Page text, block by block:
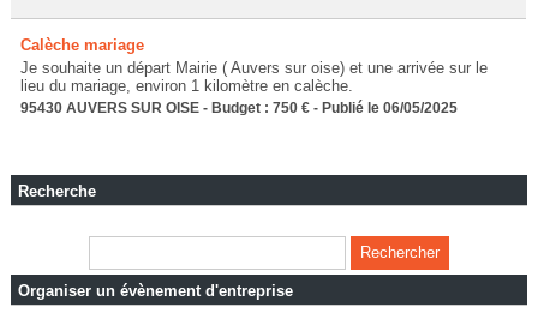
Calèche mariage
Je souhaite un départ Mairie ( Auvers sur oise) et une arrivée sur le
lieu du mariage, environ 1 kilomètre en calèche.
95430 AUVERS SUR OISE - Budget : 750 € - Publié le 06/05/2025
Recherche
Organiser un évènement d'entreprise